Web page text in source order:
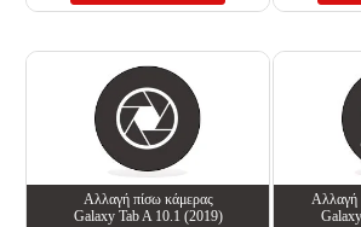
Αλλαγή πίσω κάμερας
Galaxy Tab A 10.1 (2019)
Αλλαγή